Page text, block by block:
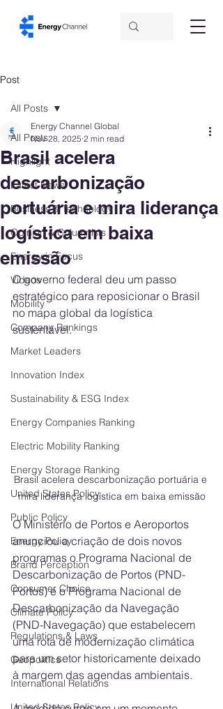
Post
All Posts
Highlight
Latest News
Business & Technology
Opinion & Columnists
Energy in Focus
Videos
Mobility
Company Rankings
Market Leaders
Innovation Index
Sustainability & ESG Index
Energy Companies Ranking
Electric Mobility Ranking
Energy Storage Ranking
United States Policy
Public Policy
Energy Policy
Brand Perception
Consumer Choice
Climate Policy
Regulations & Laws
Geopolitics
International Relations
All Posts
Brasil acelera
descarbonização
portuária e mira liderança
logística em baixa
emissão
Energy Channel Global
Nov 28, 2025 2 min read
O governo federal deu um passo
estratégico para reposicionar o Brasil
no mapa global da logística
sustentável.
Brasil acelera descarbonização portuária e
mira liderança logística em baixa emissão
O Ministério de Portos e Aeroportos
anunciou a criação de dois novos
programas o Programa Nacional de
Descarbonização de Portos (PND-
Portos) e o Programa Nacional de
Descarbonização da Navegação
(PND-Navegação) que estabelecem
uma rota de modernização climática
para um setor historicamente deixado
à margem das agendas ambientais.